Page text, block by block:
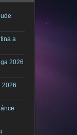
a
2026
2026